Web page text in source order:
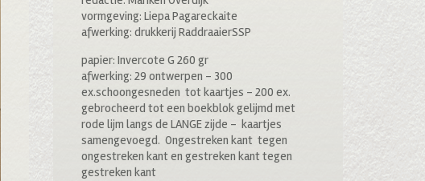
vormgeving: Liepa Pagareckaite
afwerking: drukkerij RaddraaierSSP
papier: Invercote G 260 gr
afwerking: 29 ontwerpen – 300
ex.schoongesneden tot kaartjes – 200 ex.
gebrocheerd tot een boekblok gelijmd met
rode lijm langs de LANGE zijde – kaartjes
samengevoegd. Ongestreken kant tegen
ongestreken kant en gestreken kant tegen
gestreken kant